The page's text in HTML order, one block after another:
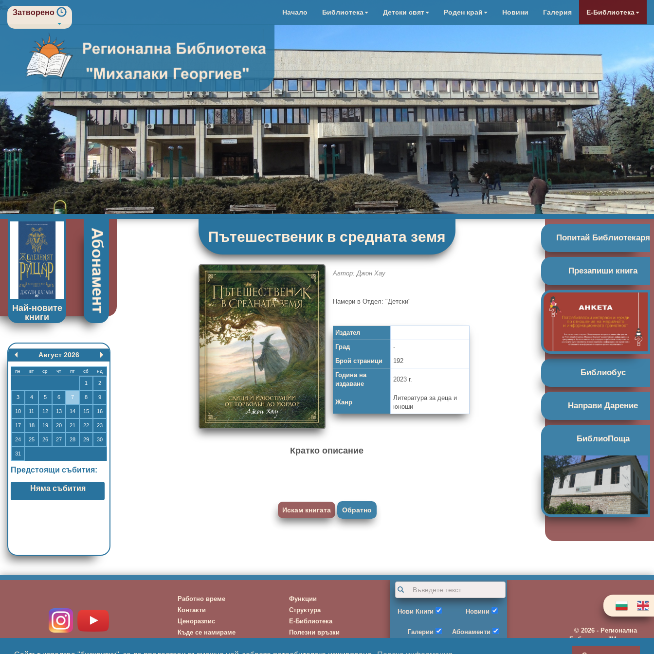
Затворено Начало Библиотека Детски свят Роден край Новини Галерия Е-Библиотека
Най-новите
книги
Август 2026
пн вт ср чт пт сб нд
1 2
3 4 5 6 7 8 9
10 11 12 13 14 15 16
17 18 19 20 21 22 23
24 25 26 27 28 29 30
31
Предстоящи събития:
Няма събития
Пътешественик в средната земя
Автор: Джон Хау
Намери в Отдел: "Детски"
Издател
Град
-
Брой страници
192
Година на
издаване
2023 г.
Жанр
Литература за деца и
юноши
Кратко описание
Искам книгата Обратно
Попитай Библиотекаря
Презапиши книга
Библиобус
Направи Дарение
БиблиоПоща
Работно време
Контакти
Ценоразпис
Къде се намираме
Функции
Структура
Е-Библиотека
Полезни връзки
Нови Книги Новини
Галерии Абонаменти © 2026 - Регионална
Библиотека "Михалаки
Георгиев"- гр. Видин